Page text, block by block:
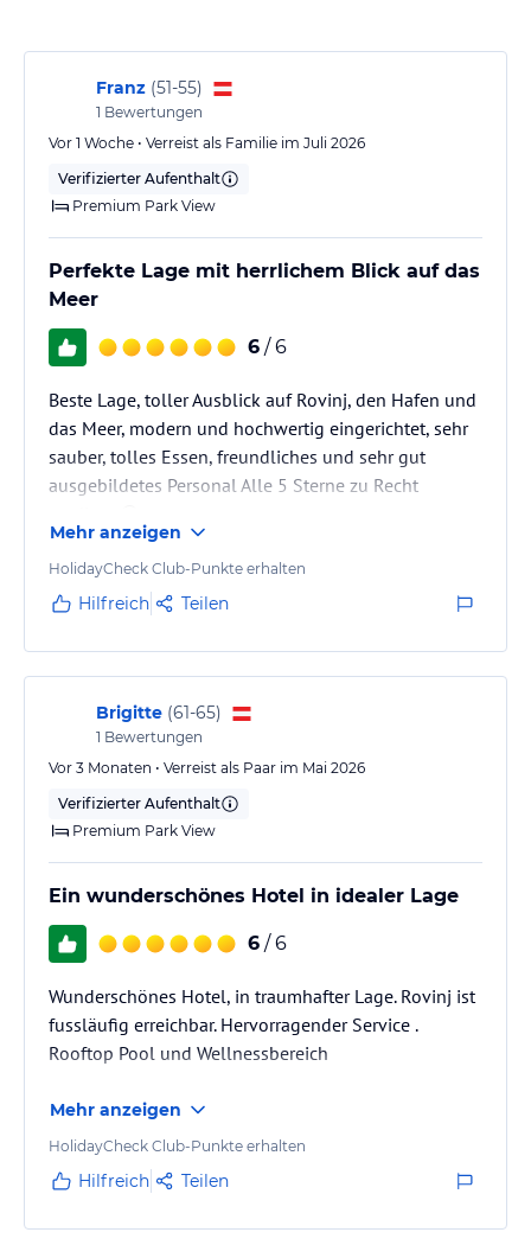
Hinweis: Allgemeine und unverbindliche
Hoteliers-/Veranstalter-/Kataloginformationen. Alle Angaben
lies vor der Buchung die verbindlichen Angebotsdetails
jeweiligen Veranstalters.
Franz (51-55)
1 Bewertungen
Vor 1 Woche • Verreist als Familie im Juli 2026
Verifizierter Aufenthalt
Premium Park View
Perfekte Lage mit herrlichem Blick auf das
Meer
6 / 6
Beste Lage, toller Ausblick auf Rovinj, den Hafen und
das Meer, modern und hochwertig eingerichtet, sehr
sauber, tolles Essen, freundliches und sehr gut
ausgebildetes Personal Alle 5 Sterne zu Recht
Mehr anzeigen
HolidayCheck Club-Punkte erhalten
Hilfreich Teilen
Brigitte (61-65)
1 Bewertungen
Vor 3 Monaten • Verreist als Paar im Mai 2026
Verifizierter Aufenthalt
Premium Park View
Ein wunderschönes Hotel in idealer Lage
6 / 6
Wunderschönes Hotel, in traumhafter Lage. Rovinj ist
fussläufig erreichbar. Hervorragender Service .
Rooftop Pool und Wellnessbereich
Mehr anzeigen
HolidayCheck Club-Punkte erhalten
Hilfreich Teilen